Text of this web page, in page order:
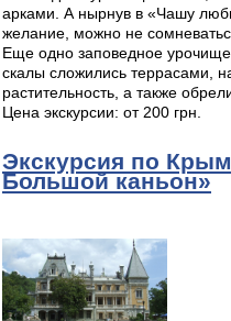
арками. А нырнув в «Чашу
желание, можно не
Еще одно заповедное
скалы сложились террасами,
растительность, а также
Цена экскурсии: от 200 грн.
Экскурсия по
Большой каньон»